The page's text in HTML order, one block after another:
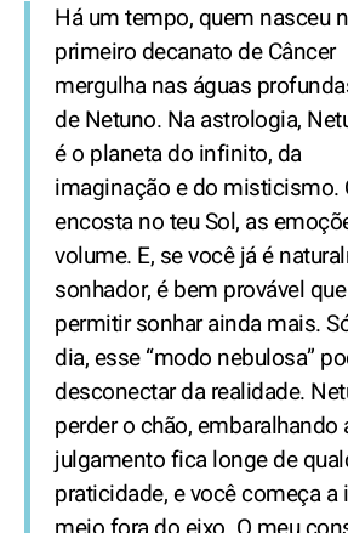
Há um tempo, quem nasceu
primeiro decanato de Câncer
mergulha nas águas
de Netuno. Na astrologia,
é o planeta do infinito, da
imaginação e do misticismo.
encosta no teu Sol, as
volume. E, se você já é
sonhador, é bem provável
permitir sonhar ainda mais.
dia, esse “modo nebulosa”
desconectar da realidade.
perder o chão, embaralhando
julgamento fica longe de
praticidade, e você começa a